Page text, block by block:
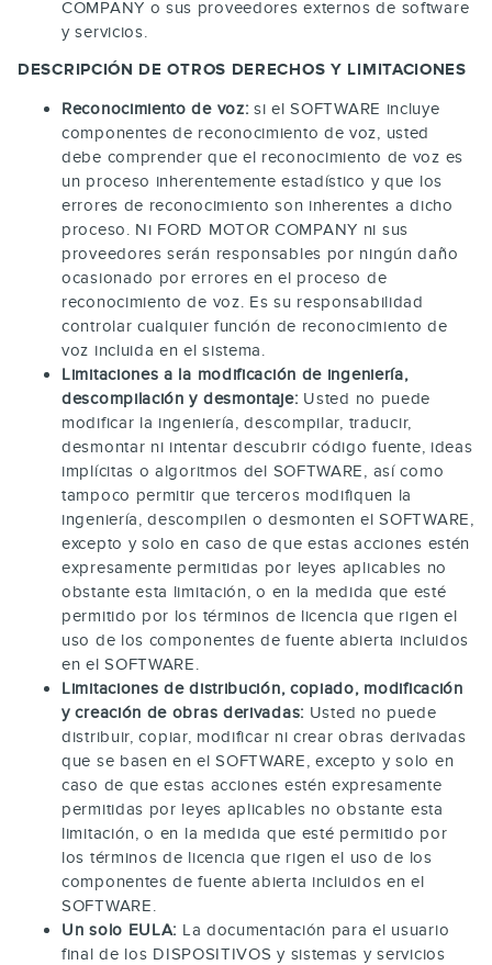
COMPANY o sus proveedores externos de software
y servicios.
DESCRIPCIÓN DE OTROS DERECHOS Y LIMITACIONES
Reconocimiento de voz: si el SOFTWARE incluye
componentes de reconocimiento de voz, usted
debe comprender que el reconocimiento de voz es
un proceso inherentemente estadístico y que los
errores de reconocimiento son inherentes a dicho
proceso. Ni FORD MOTOR COMPANY ni sus
proveedores serán responsables por ningún daño
ocasionado por errores en el proceso de
reconocimiento de voz. Es su responsabilidad
controlar cualquier función de reconocimiento de
voz incluida en el sistema.
Limitaciones a la modificación de ingeniería,
descompilación y desmontaje: Usted no puede
modificar la ingeniería, descompilar, traducir,
desmontar ni intentar descubrir código fuente, ideas
implícitas o algoritmos del SOFTWARE, así como
tampoco permitir que terceros modifiquen la
ingeniería, descompilen o desmonten el SOFTWARE,
excepto y solo en caso de que estas acciones estén
expresamente permitidas por leyes aplicables no
obstante esta limitación, o en la medida que esté
permitido por los términos de licencia que rigen el
uso de los componentes de fuente abierta incluidos
en el SOFTWARE.
Limitaciones de distribución, copiado, modificación
y creación de obras derivadas: Usted no puede
distribuir, copiar, modificar ni crear obras derivadas
que se basen en el SOFTWARE, excepto y solo en
caso de que estas acciones estén expresamente
permitidas por leyes aplicables no obstante esta
limitación, o en la medida que esté permitido por
los términos de licencia que rigen el uso de los
componentes de fuente abierta incluidos en el
SOFTWARE.
Un solo EULA: La documentación para el usuario
final de los DISPOSITIVOS y sistemas y servicios